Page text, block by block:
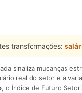
transformações:
sinaliza mudanças
real do setor e a
, o Índice de Futuro